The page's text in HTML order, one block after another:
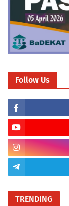
Follow Us
TRENDING